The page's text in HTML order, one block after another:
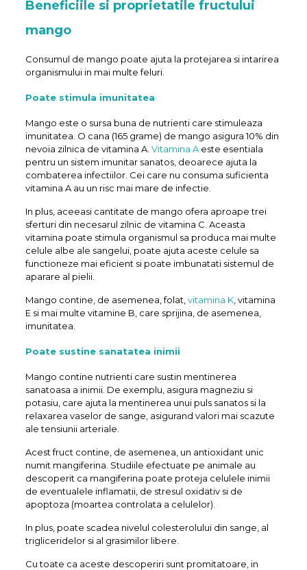
Beneficiile si proprietatile fructului
mango
Consumul de mango poate ajuta la protejarea si intarirea
organismului in mai multe feluri.
Poate stimula imunitatea
Mango este o sursa buna de nutrienti care stimuleaza
imunitatea. O cana (165 grame) de mango asigura 10% din
nevoia zilnica de vitamina A. Vitamina Aeste esentiala
pentru un sistem imunitar sanatos, deoarece ajuta la
combaterea infectiilor. Cei care nu consuma suficienta
vitamina A au un risc mai mare de infectie.
In plus, aceeasi cantitate de mango ofera aproape trei
sferturi din necesarul zilnic de vitamina C. Aceasta
vitamina poate stimula organismul sa produca mai multe
celule albe ale sangelui, poate ajuta aceste celule sa
functioneze mai eficient si poate imbunatati sistemul de
aparare al pielii.
Mango contine, de asemenea, folat, vitamina K, vitamina
E si mai multe vitamine B, care sprijina, de asemenea,
imunitatea.
Poate sustine sanatatea inimii
Mango contine nutrienti care sustin mentinerea
sanatoasa a inimii. De exemplu, asigura magneziu si
potasiu, care ajuta la mentinerea unui puls sanatos si la
relaxarea vaselor de sange, asigurand valori mai scazute
ale tensiunii arteriale.
Acest fruct contine, de asemenea, un antioxidant unic
numit mangiferina. Studiile efectuate pe animale au
descoperit ca mangiferina poate proteja celulele inimii
de eventualele inflamatii, de stresul oxidativ si de
apoptoza (moartea controlata a celulelor).
In plus, poate scadea nivelul colesterolului din sange, al
trigliceridelor si al grasimilor libere.
Cu toate ca aceste descoperiri sunt promitatoare, in